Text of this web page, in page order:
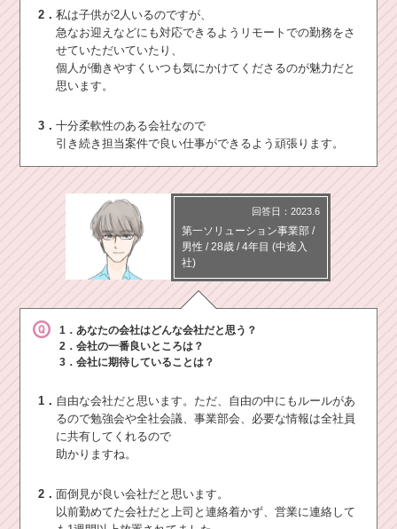
2．私は子供が2人いるのですが、
急なお迎えなどにも対応できるようリモートでの勤務をさ
せていただいていたり、
個人が働きやすくいつも気にかけてくださるのが魅力だと
思います。
3．十分柔軟性のある会社なので
引き続き担当案件で良い仕事ができるよう頑張ります。
回答日：2023.6
第一ソリューション事業部 /
男性 / 28歳 /4年目 (中途入
社)
1．あなたの会社はどんな会社だと思う？
2．会社の一番良いところは？
3．会社に期待していることは？
1． 自由な会社だと思います。ただ、自由の中にもルールがあ
るので勉強会や全社会議、事業部会、必要な情報は全社員
に共有してくれるので
助かりますね。
2．面倒見が良い会社だと思います。
以前勤めてた会社だと上司と連絡着かず、営業に連絡して